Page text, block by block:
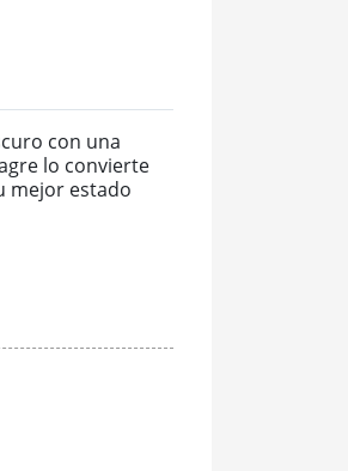
con una
lo convierte
mejor estado